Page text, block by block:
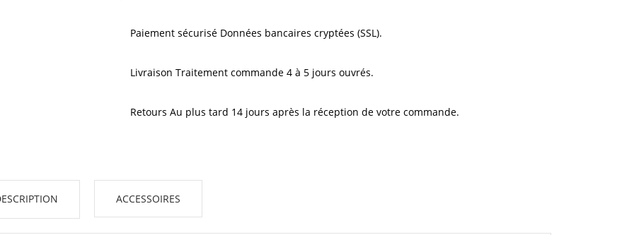
Paiement sécurisé Données bancaires cryptées (SSL).
Livraison Traitement commande 4 à 5 jours ouvrés.
Retours Au plus tard 14 jours après la réception de votre commande.
ACCESSOIRES